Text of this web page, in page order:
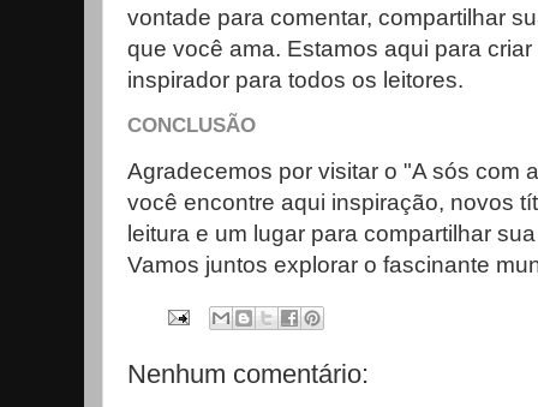
vontade para comentar, compartilhar
que você ama. Estamos aqui para
inspirador para todos os leitores.
CONCLUSÃO
Agradecemos por visitar o "A sós com
você encontre aqui inspiração, novos
leitura e um lugar para compartilhar
Vamos juntos explorar o fascinante
Nenhum comentário: